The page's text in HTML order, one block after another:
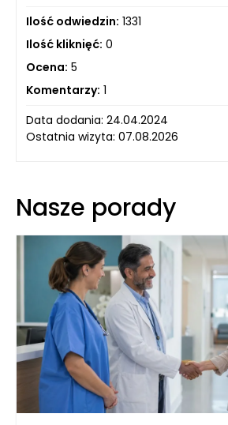
Ilość odwiedzin: 1331
Ilość kliknięć: 0
Ocena: 5
Komentarzy: 1
Data dodania: 24.04.2024
Ostatnia wizyta: 07.08.2026
Nasze porady